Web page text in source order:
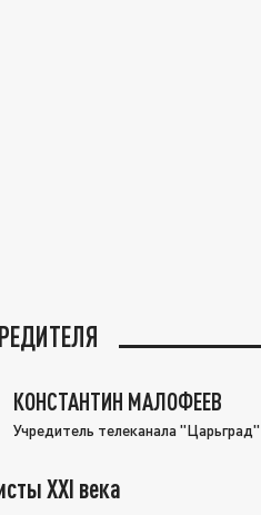
КОНСТАНТИН МАЛОФЕЕВ
Учредитель телеканала "Царьград"
XXI века